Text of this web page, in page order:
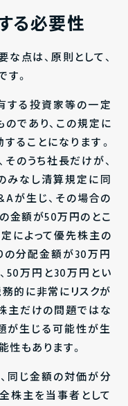
る必要性
点は、原則として、
。
する投資家等の一定
であり、この規定に
ることになります。
のうち社長だけが、
みなし清算規定に同
が生じ、その場合の
金額が50万円のとこ
によって優先株主の
の分配金額が30万円
50万円と30万円とい
的に非常にリスクが
主だけの問題ではな
が生じる可能性が生
性もあります。
同じ金額の対価が分
株主を当事者として